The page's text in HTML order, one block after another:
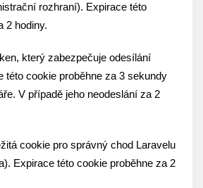
rozhraní). Expirace této
2 hodiny.
který zabezpečuje odesílání
této cookie proběhne za 3 sekundy
V případě jeho neodeslání za 2
cookie pro správný chod Laravelu
Expirace této cookie proběhne za 2